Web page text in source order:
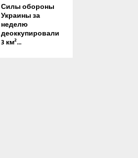
Силы обороны
Украины за
неделю
деоккупировали
3 км²...